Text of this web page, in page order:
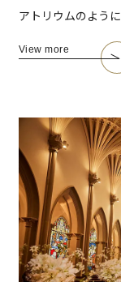
アトリウムのよう
View more